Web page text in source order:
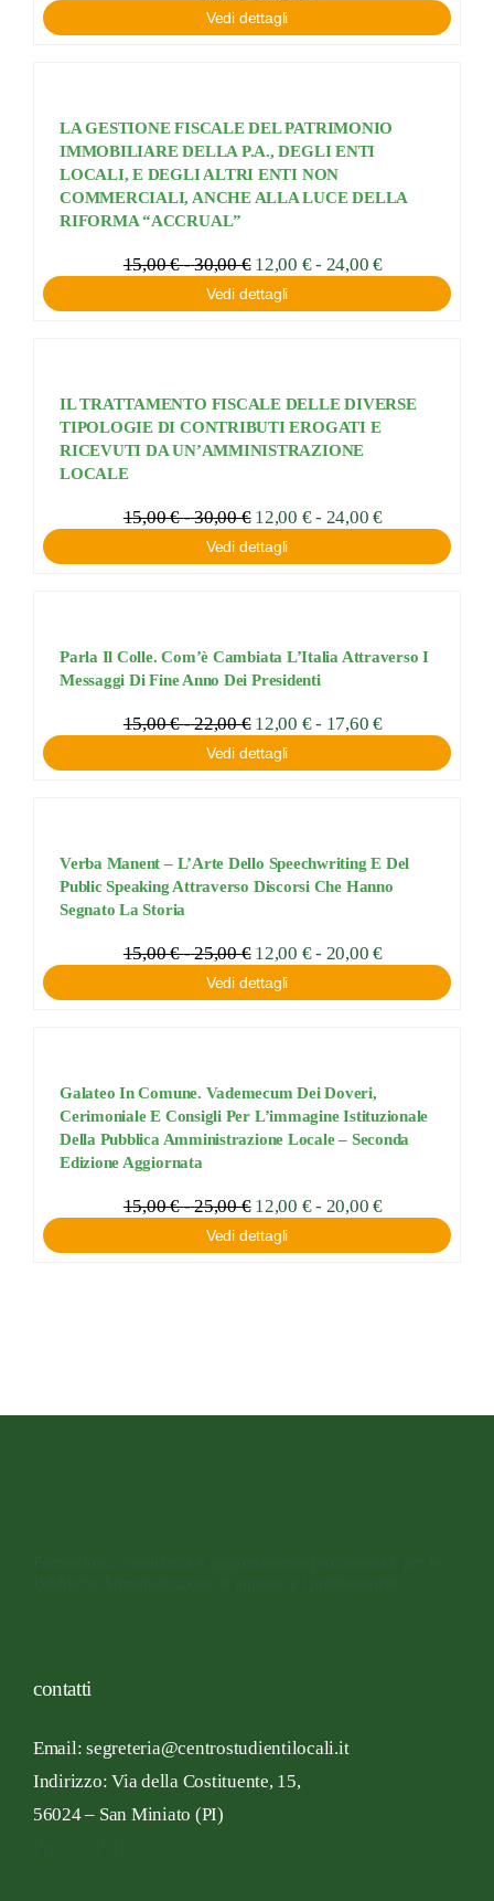
Vedi dettagli
LA GESTIONE FISCALE DEL PATRIMONIO
IMMOBILIARE DELLA P.A., DEGLI ENTI
LOCALI, E DEGLI ALTRI ENTI NON
COMMERCIALI, ANCHE ALLA LUCE DELLA
RIFORMA “ACCRUAL”
15,00€-30,00€Fascia
di
prezzo:
30,00 €
12,00 €- 24,00€Fascia
prezzo:
24,00 €
Vedi dettagli
IL TRATTAMENTO FISCALE DELLE DIVERSE
TIPOLOGIE DI CONTRIBUTI EROGATI E
RICEVUTI DA UN’AMMINISTRAZIONE
LOCALE
15,00€-30,00€Fascia
di
prezzo:
30,00 €
12,00 €- 24,00€Fascia
prezzo:
24,00 €
Vedi dettagli
Parla Il Colle. Com’è Cambiata L’Italia Attraverso I
Messaggi Di Fine Anno Dei Presidenti
15,00€-22,00€Fascia
di
prezzo:
22,00 €
12,00 €- 17,60€Fascia
prezzo:
17,60 €
Vedi dettagli
Verba Manent – L’Arte Dello Speechwriting E Del
Public Speaking Attraverso Discorsi Che Hanno
Segnato La Storia
15,00€-25,00€Fascia
di
prezzo:
25,00 €
12,00 €- 20,00€Fascia
prezzo:
Vedi dettagli
Galateo In Comune. Vademecum Dei Doveri,
Cerimoniale E Consigli Per L’immagine Istituzionale
Della Pubblica Amministrazione Locale – Seconda
Edizione Aggiornata
15,00€-25,00€Fascia
di
prezzo:
12,00 €- 20,00€Fascia
prezzo:
Vedi dettagli
contatti
Email: segreteria@centrostudientilocali.it
Indirizzo: Via della Costituente, 15,
56024 – San Miniato (PI)